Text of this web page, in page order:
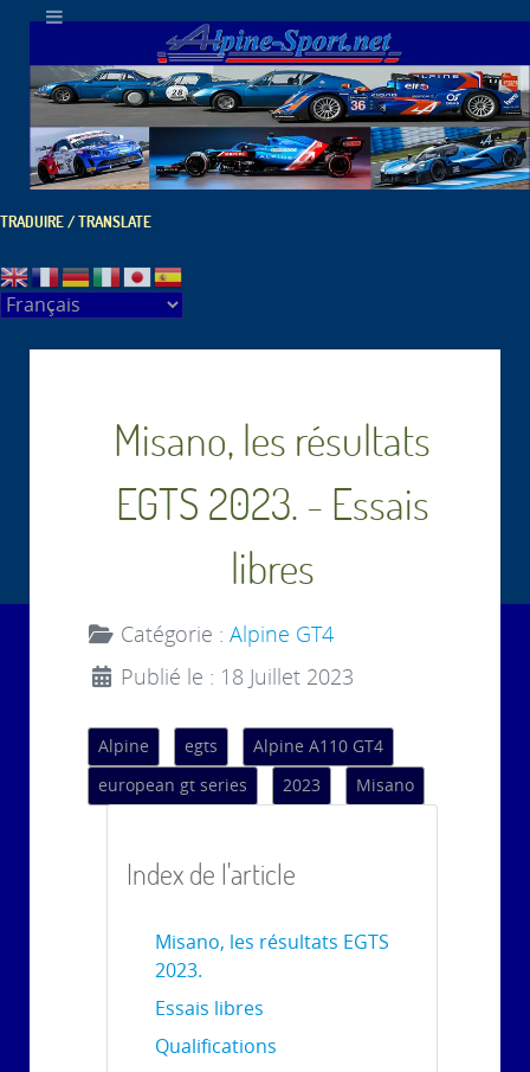
TRADUIRE / TRANSLATE
Misano, les résultats
EGTS 2023. - Essais
libres
Catégorie : Alpine GT4
Publié le : 18 Juillet 2023
Alpine egts
Alpine A110 GT4
european gt series
2023 Misano
Index de l'article
Misano, les résultats EGTS
2023.
Essais libres
Qualifications